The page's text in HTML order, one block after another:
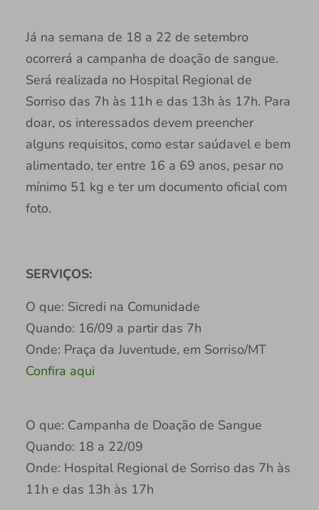
Já na semana de 18 a 22 de setembro
ocorrerá a campanha de doação de sangue.
Será realizada no Hospital Regional de
Sorriso das 7h às 11h e das 13h às 17h. Para
doar, os interessados devem preencher
alguns requisitos, como estar saúdavel e bem
alimentado, ter entre 16 a 69 anos, pesar no
mínimo 51 kg e ter um documento oficial com
foto.
SERVIÇOS:
O que: Sicredi na Comunidade
Quando: 16/09 a partir das 7h
Onde: Praça da Juventude, em Sorriso/MT
Confira aqui
O que: Campanha de Doação de Sangue
Quando: 18 a 22/09
Onde: Hospital Regional de Sorriso das 7h às
11h e das 13h às 17h